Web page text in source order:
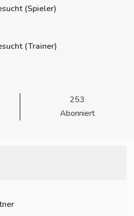
(Spieler)
(Trainer)
253
Abonniert